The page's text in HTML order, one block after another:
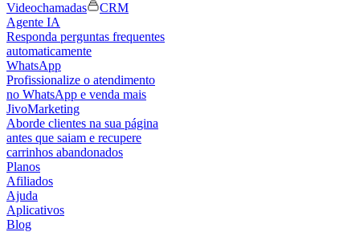
Videochamadas
CRM
Agente IA
Responda perguntas frequentes
automaticamente
WhatsApp
Profissionalize o atendimento
no WhatsApp e venda mais
JivoMarketing
Aborde clientes na sua página
antes que saiam e recupere
carrinhos abandonados
Planos
Afiliados
Ajuda
Aplicativos
Blog